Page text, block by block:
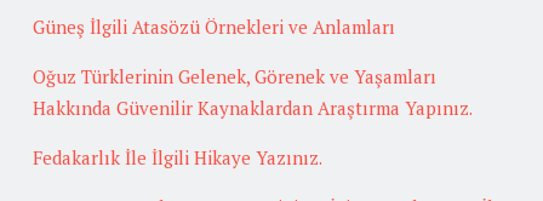
Güneş İlgili Atasözü Örnekleri ve Anlamları
Oğuz Türklerinin Gelenek, Görenek ve Yaşamları
Hakkında Güvenilir Kaynaklardan Araştırma Yapınız.
Fedakarlık İle İlgili Hikaye Yazınız.